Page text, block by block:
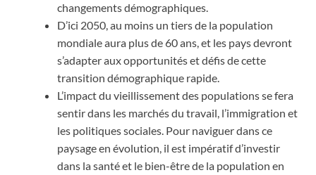
changements démographiques.
D’ici 2050, au moins un tiers de la population
mondiale aura plus de 60 ans, et les pays devront
s’adapter aux opportunités et défis de cette
transition démographique rapide.
L’impact du vieillissement des populations se fera
sentir dans les marchés du travail, l’immigration et
les politiques sociales. Pour naviguer dans ce
paysage en évolution, il est impératif d’investir
dans la santé et le bien-être de la population en